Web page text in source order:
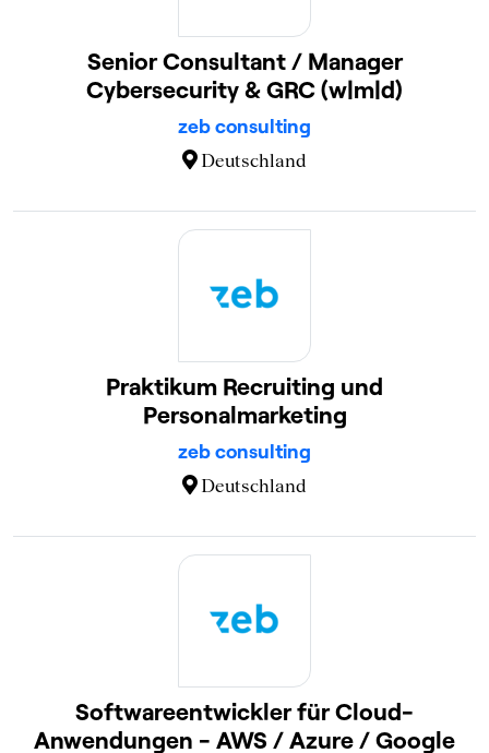
Senior Consultant / Manager
Cybersecurity & GRC (w|m|d)
zeb consulting
Deutschland
Praktikum Recruiting und
Personalmarketing
zeb consulting
Deutschland
Softwareentwickler für Cloud-
Anwendungen - AWS / Azure / Google